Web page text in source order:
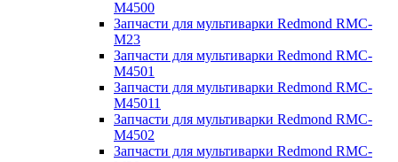
M4500
Запчасти для мультиварки Redmond RMC-
M23
Запчасти для мультиварки Redmond RMC-
M4501
Запчасти для мультиварки Redmond RMC-
M45011
Запчасти для мультиварки Redmond RMC-
M4502
Запчасти для мультиварки Redmond RMC-